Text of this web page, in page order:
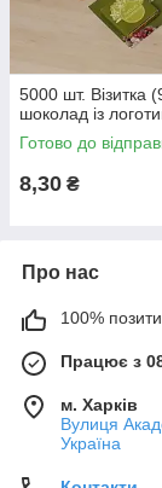
5000 шт. Візитка
шоколад із
Готово до
8,30 ₴
Про нас
100%
Працює з
м. Харків
Вулиця
Україна